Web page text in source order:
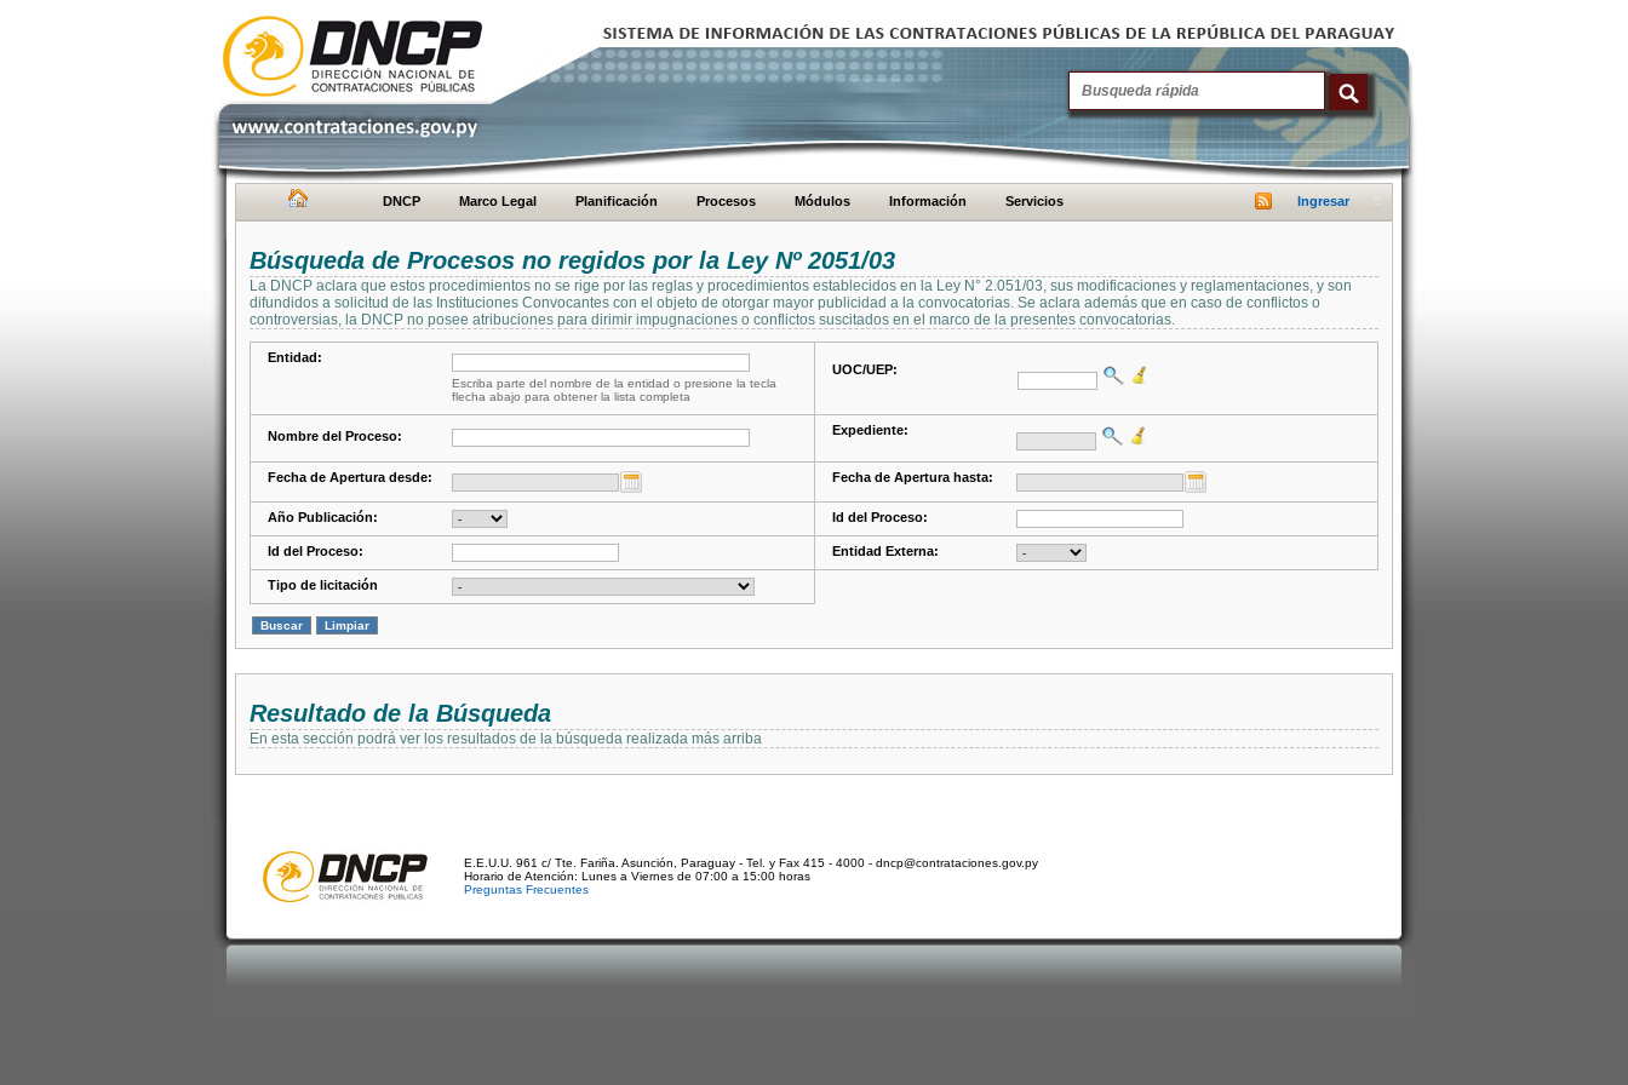
DNCP Marco Legal Planificación Procesos Módulos Información Servicios Ingresar
Búsqueda de Procesos no regidos por la Ley Nº 2051/03
La DNCP aclara que estos procedimientos no se rige por las reglas y procedimientos establecidos en la Ley N° 2.051/03, sus modificaciones y reglamentaciones, y son
difundidos a solicitud de las Instituciones Convocantes con el objeto de otorgar mayor publicidad a la convocatorias. Se aclara además que en caso de conflictos o
controversias, la DNCP no posee atribuciones para dirimir impugnaciones o conflictos suscitados en el marco de la presentes convocatorias.
Entidad:
Escriba parte del nombre de la entidad o presione la tecla
flecha abajo para obtener la lista completa
UOC/UEP:
Nombre del Proceso: Expediente:
Fecha de Apertura desde: Fecha de Apertura hasta:
Año Publicación: Id del Proceso:
Id del Proceso: Entidad Externa:
Tipo de licitación
Resultado de la Búsqueda
En esta sección podrá ver los resultados de la búsqueda realizada más arriba
E.E.U.U. 961 c/ Tte. Fariña. Asunción, Paraguay - Tel. y Fax 415 - 4000 - dncp@contrataciones.gov.py
Horario de Atención: Lunes a Viernes de 07:00 a 15:00 horas
Preguntas Frecuentes